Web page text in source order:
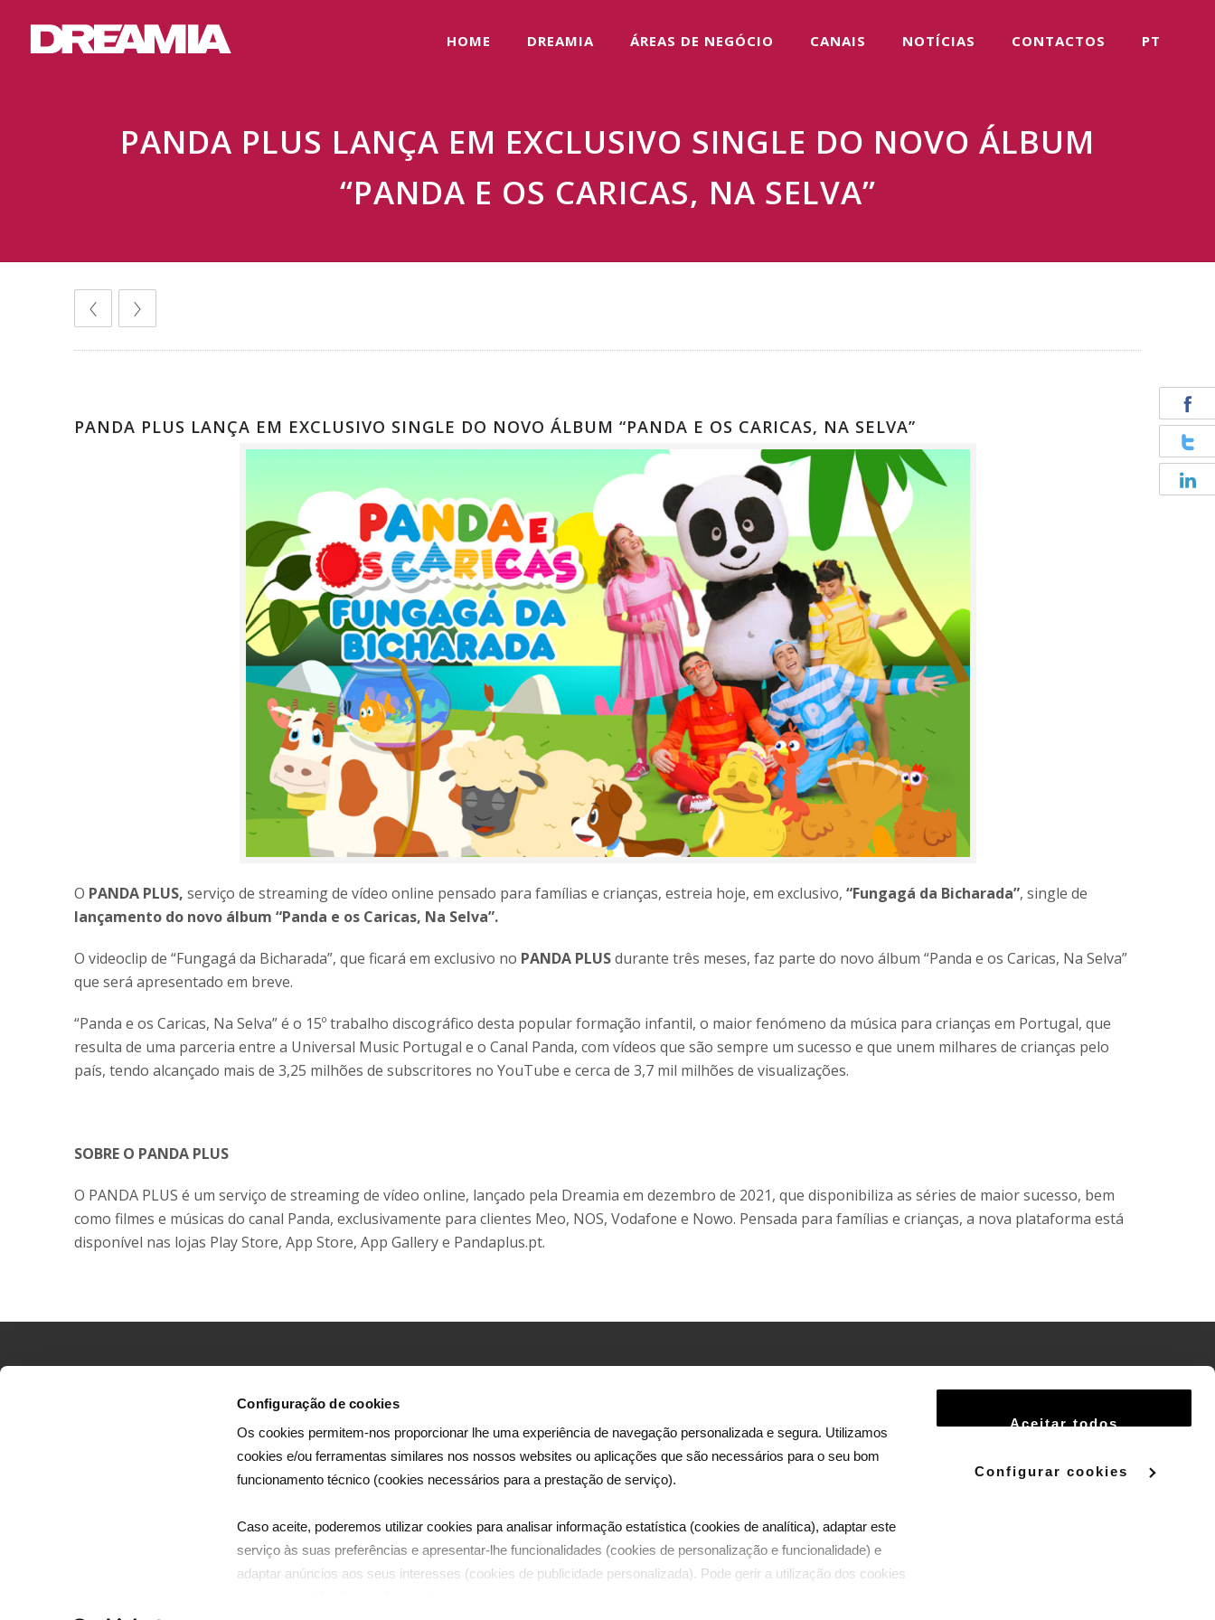
Configuração de cookies
Os cookies permitem-nos proporcionar lhe uma experiência de navegação personalizada e segura. Utilizamos
cookies e/ou ferramentas similares nos nossos websites ou aplicações que são necessários para o seu bom
funcionamento técnico (cookies necessários para a prestação de serviço).
Caso aceite, poderemos utilizar cookies para analisar informação estatística (cookies de analítica), adaptar este
serviço às suas preferências e apresentar-lhe funcionalidades (cookies de personalização e funcionalidade) e
adaptar anúncios aos seus interesses (cookies de publicidade personalizada). Pode gerir a utilização dos cookies
Aceitar todos
Configurar cookies
HOME DREAMIA ÁREAS DE NEGÓCIO CANAIS NOTÍCIAS CONTACTOS PT
PANDA PLUS LANÇA EM EXCLUSIVO SINGLE DO NOVO ÁLBUM
“PANDA E OS CARICAS, NA SELVA”
PANDA PLUS LANÇA EM EXCLUSIVO SINGLE DO NOVO ÁLBUM “PANDA E OS CARICAS, NA SELVA”
O PANDA PLUS, serviço de streaming de vídeo online pensado para famílias e crianças, estreia hoje, em exclusivo, “Fungagá da Bicharada”, single de
lançamento do novo álbum “Panda e os Caricas, Na Selva”.
O videoclip de “Fungagá da Bicharada”, que ficará em exclusivo no PANDA PLUSdurante três meses, faz parte do novo álbum “Panda e os Caricas, Na Selva”
que será apresentado em breve.
“Panda e os Caricas, Na Selva” é o 15º trabalho discográfico desta popular formação infantil, o maior fenómeno da música para crianças em Portugal, que
resulta de uma parceria entre a Universal Music Portugal e o Canal Panda, com vídeos que são sempre um sucesso e que unem milhares de crianças pelo
país, tendo alcançado mais de 3,25 milhões de subscritores no YouTube e cerca de 3,7 mil milhões de visualizações.
SOBRE O PANDA PLUS
O PANDA PLUS é um serviço de streaming de vídeo online, lançado pela Dreamia em dezembro de 2021, que disponibiliza as séries de maior sucesso, bem
como filmes e músicas do canal Panda, exclusivamente para clientes Meo, NOS, Vodafone e Nowo. Pensada para famílias e crianças, a nova plataforma está
disponível nas lojas Play Store, App Store, App Gallery e Pandaplus.pt.
A Dreamia efetua a produção de canais infantis e
e mercados africanos de expressão portuguesa.
1600-404 Lisboa
Email:
Telefones:
tel | +351 21 782 44 00
fax | +351 21 782 44 87
Termos e Condições
Política de Privacidade
Política de Cookies